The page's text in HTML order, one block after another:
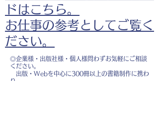
ドはこちら。
お仕事の参考としてご覧く
ださい。
◎企業様・出版社様・個人様問わずお気軽にご相談
ください。
出版・Webを中心に300冊以上の書籍制作に携わ
り、